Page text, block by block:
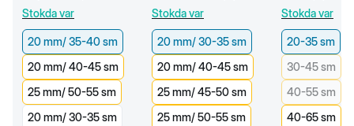
Stokda var
20 mm/ 35-40 sm
20 mm/ 40-45 sm
25 mm/ 50-55 sm
20 mm/ 30-35 sm
mm/30-35 sm)
Stokda var
20 mm/ 30-35 sm
20 mm/ 40-45 sm
25 mm/ 45-50 sm
25 mm/ 50-55 sm
narıncı (20-35
Stokda var
20-35 sm
30-45 sm
40-55 sm
40-65 sm